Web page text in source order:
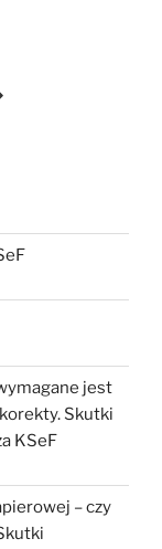
jest
Skutki
KSeF
– czy